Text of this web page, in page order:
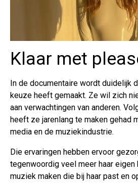
Klaar met
In de documentaire wordt duidelijk
keuze heeft gemaakt. Ze wil zich
aan verwachtingen van anderen.
heeft ze jarenlang te maken gehad
media en de muziekindustrie.
Die ervaringen hebben ervoor
tegenwoordig veel meer haar eigen
muziek maken die bij haar past en